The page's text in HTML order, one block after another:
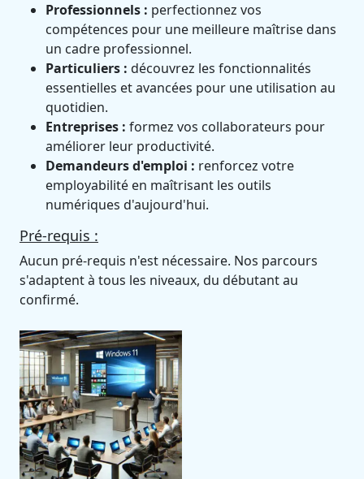
Professionnels : perfectionnez vos
compétences pour une meilleure maîtrise dans
un cadre professionnel.
Particuliers : découvrez les fonctionnalités
essentielles et avancées pour une utilisation au
quotidien.
Entreprises : formez vos collaborateurs pour
améliorer leur productivité.
Demandeurs d'emploi : renforcez votre
employabilité en maîtrisant les outils
numériques d'aujourd'hui.
Pré-requis :
Aucun pré-requis n'est nécessaire. Nos parcours
s'adaptent à tous les niveaux, du débutant au
confirmé.